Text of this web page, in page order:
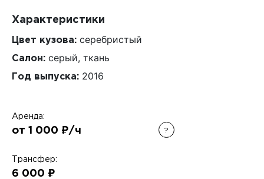
Характеристики
Цвет кузова: серебристый
Салон: серый, ткань
Год выпуска: 2016
Аренда:
от 1 000 ₽/ч ?
Трансфер:
6 000 ₽